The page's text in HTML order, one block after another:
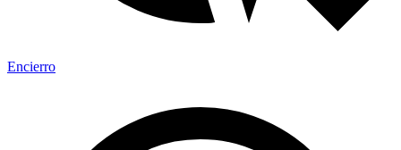
Encierro